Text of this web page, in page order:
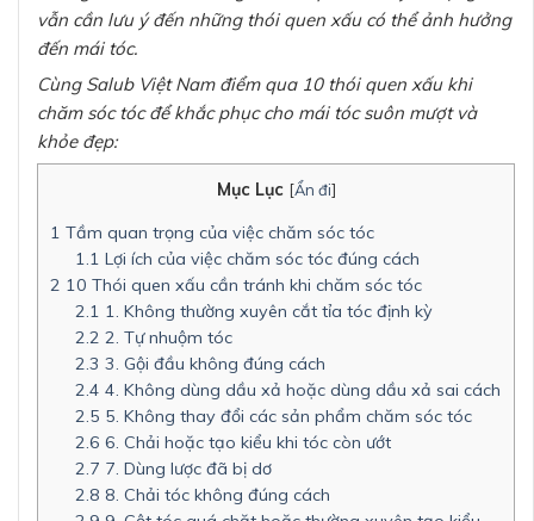
vẫn cần lưu ý đến những thói quen xấu có thể ảnh hưởng
đến mái tóc.
Cùng Salub Việt Nam điểm qua 10 thói quen xấu khi
chăm sóc tóc để khắc phục cho mái tóc suôn mượt và
khỏe đẹp:
Mục Lục [Ẩn đi]
1 Tầm quan trọng của việc chăm sóc tóc
1.1 Lợi ích của việc chăm sóc tóc đúng cách
2 10 Thói quen xấu cần tránh khi chăm sóc tóc
2.1 1. Không thường xuyên cắt tỉa tóc định kỳ
2.2 2. Tự nhuộm tóc
2.3 3. Gội đầu không đúng cách
2.4 4. Không dùng dầu xả hoặc dùng dầu xả sai cách
2.5 5. Không thay đổi các sản phẩm chăm sóc tóc
2.6 6. Chải hoặc tạo kiểu khi tóc còn ướt
2.7 7. Dùng lược đã bị dơ
2.8 8. Chải tóc không đúng cách